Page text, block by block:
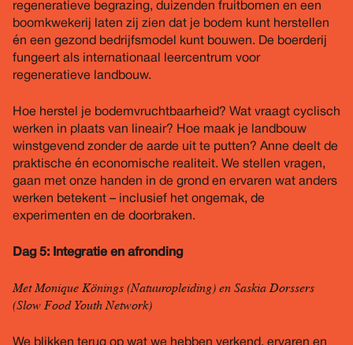
regeneratieve begrazing, duizenden fruitbomen en een
boomkwekerij laten zij zien dat je bodem kunt herstellen
én een gezond bedrijfsmodel kunt bouwen. De boerderij
fungeert als internationaal leercentrum voor
regeneratieve landbouw.
Hoe herstel je bodemvruchtbaarheid? Wat vraagt cyclisch
werken in plaats van lineair? Hoe maak je landbouw
winstgevend zonder de aarde uit te putten? Anne deelt de
praktische én economische realiteit. We stellen vragen,
gaan met onze handen in de grond en ervaren wat anders
werken betekent – inclusief het ongemak, de
experimenten en de doorbraken.
Dag 5: Integratie en afronding
Met Monique Könings (Natuuropleiding) en Saskia Dorssers
(Slow Food Youth Network)